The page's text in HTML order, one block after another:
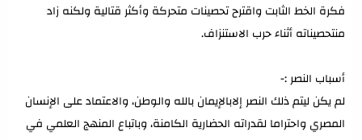
فكرة الخط الثابت واقترح تحصينات متحركة وأكثر قتالية ولكنه زاد
منتحصيناته أثناء حرب الاستنزاف.
أسباب النصر :-
لم يكن ليتم ذلك النصر إلابالإيمان بالله والوطن، والاعتماد على الإنسان
المصري واحتراما لقدراته الحضارية الكامنة، وباتباع المنهج العلمي في